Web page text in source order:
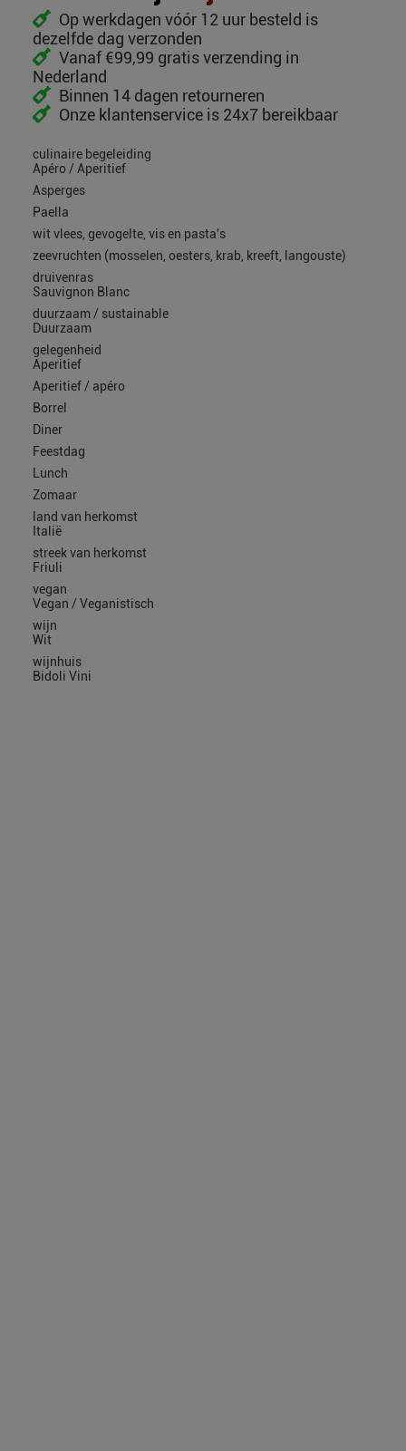
Op werkdagen vóór 12 uur besteld is
dezelfde dag verzonden
Vanaf €99,99 gratis verzending in
Nederland
Binnen 14 dagen retourneren
Onze klantenservice is 24x7 bereikbaar
culinaire begeleiding
Apéro / Aperitief
Asperges
Paella
wit vlees, gevogelte, vis en pasta's
zeevruchten (mosselen, oesters, krab, kreeft, langouste)
druivenras
Sauvignon Blanc
duurzaam / sustainable
Duurzaam
gelegenheid
Aperitief
Aperitief / apéro
Borrel
Diner
Feestdag
Lunch
Zomaar
land van herkomst
Italië
streek van herkomst
Friuli
vegan
Vegan / Veganistisch
wijn
Wit
wijnhuis
Bidoli Vini